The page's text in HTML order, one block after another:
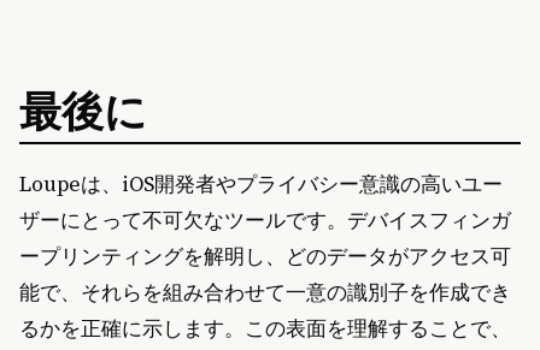
最後に
Loupeは、iOS開発者やプライバシー意識の高いユー
ザーにとって不可欠なツールです。デバイスフィンガ
ープリンティングを解明し、どのデータがアクセス可
能で、それらを組み合わせて一意の識別子を作成でき
るかを正確に示します。この表面を理解することで、